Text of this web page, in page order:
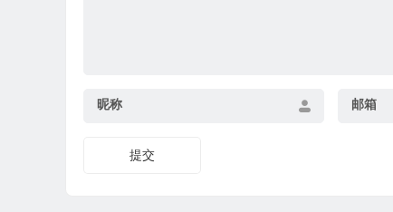
昵称 邮箱
提交